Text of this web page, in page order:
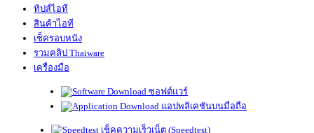
ทิปส์ไอที
สินค้าไอที
เช็ครอบหนัง
รวมคลิป Thaiware
เครื่องมือ
ซอฟต์แวร์
แอปพลิเคชันบนมือถือ
เช็คความเร็วเน็ต (Speedtest)